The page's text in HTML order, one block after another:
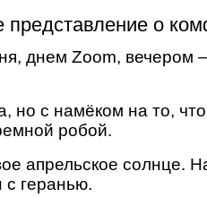
представление о
днем Zoom, вечером
но с намёком на то,
робой.
апрельское солнце.
с геранью.